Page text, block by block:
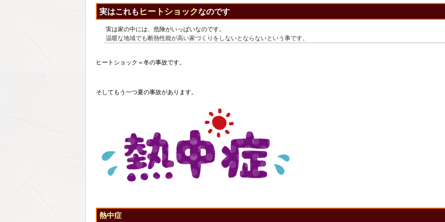
実はこれも ヒートショックなのです
実は家の中には、危険がいっぱいなのです。
温暖な地域でも断熱性能が高い家づくりをしないとならないという事です。
ヒートショック＝冬の事故です。
そしてもう一つ夏の事故があります。
熱中症